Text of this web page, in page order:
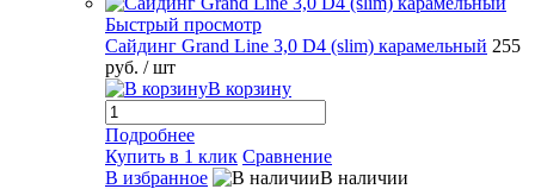
Быстрый просмотр
Сайдинг Grand Line 3,0 D4 (slim) карамельный 255
руб. / шт
В корзину
Подробнее
Купить в 1 клик Сравнение
В избранное
В наличии